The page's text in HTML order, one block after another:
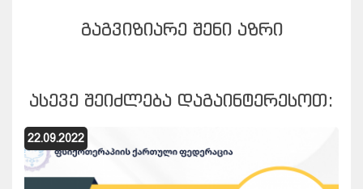
ᲒᲐᲒᲕᲘᲖᲘᲐᲠᲔ ᲨᲔᲜᲘ ᲐᲖᲠᲘ
ᲐᲡᲔᲕᲔ ᲨᲔᲘᲫᲚᲔᲑᲐ ᲓᲐᲒᲐᲘᲜᲢᲔᲠᲔᲡᲝᲗ:
22.09.2022